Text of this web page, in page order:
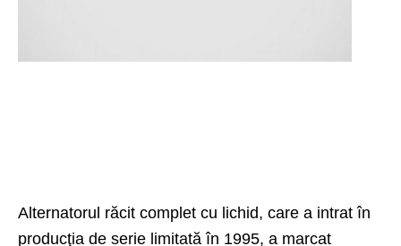
Alternatorul răcit complet cu lichid, care a intrat în
producţia de serie limitată în 1995, a marcat